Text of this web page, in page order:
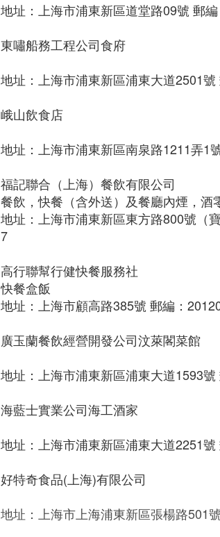
地址：上海市浦東新區道堂路09號 郵
東嘯船務工程公司食府
地址：上海市浦東新區浦東大道2501
峨山飲食店
地址：上海市浦東新區南泉路1211弄1
福記聯合（上海）餐飲有限公司
餐飲，快餐（含外送）及餐廳內煙，酒
地址：上海市浦東新區東方路800號（
7
高行聯幫行健快餐服務社
快餐盒飯
地址：上海市顧高路385號 郵編：
廣玉蘭餐飲經營開發公司汶萊閣菜館
地址：上海市浦東新區浦東大道1593
海藍士實業公司海工酒家
地址：上海市浦東新區浦東大道2251
好特奇食品(上海)有限公司
地址：上海市上海浦東新區張楊路501